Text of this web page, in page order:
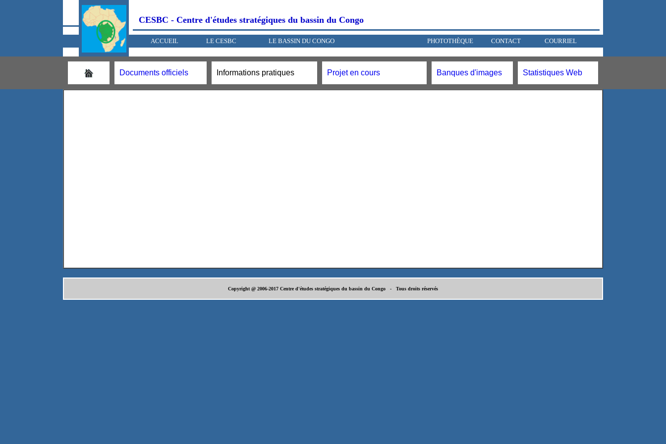
CESBC - Centre d'études stratégiques du bassin du Congo
ACCUEIL LE CESBC LE BASSIN DU CONGO PHOTOTHÈQUE CONTACT COURRIEL
Documents officiels Informations pratiques Projet en cours Banques d'images Statistiques Web
Copyright @ 2006-2017 Centre d'études stratégiques du bassin du Congo - Tous droits réservés